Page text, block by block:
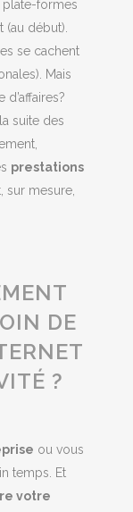
plate-formes
(au début).
se cachent
Mais
suite des
prestations
sur mesure,
DE
?
ou vous
temps. Et
votre